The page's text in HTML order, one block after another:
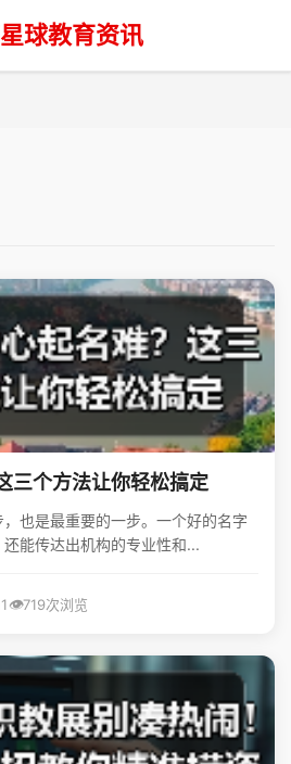
球教育资讯
三个方法让你轻松搞定
也是最重要的一步。一个好的名字
能传达出机构的专业性和...
👁️719次浏览